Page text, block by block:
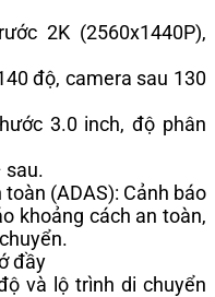
2K (2560x1440P),
độ, camera sau 130
3.0 inch, độ phân
sau.
(ADAS): Cảnh báo
khoảng cách an toàn,
đầy
và lộ trình di chuyển